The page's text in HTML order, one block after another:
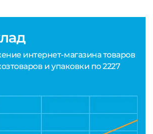
интернет-магазина товаров
и упаковки по 2227